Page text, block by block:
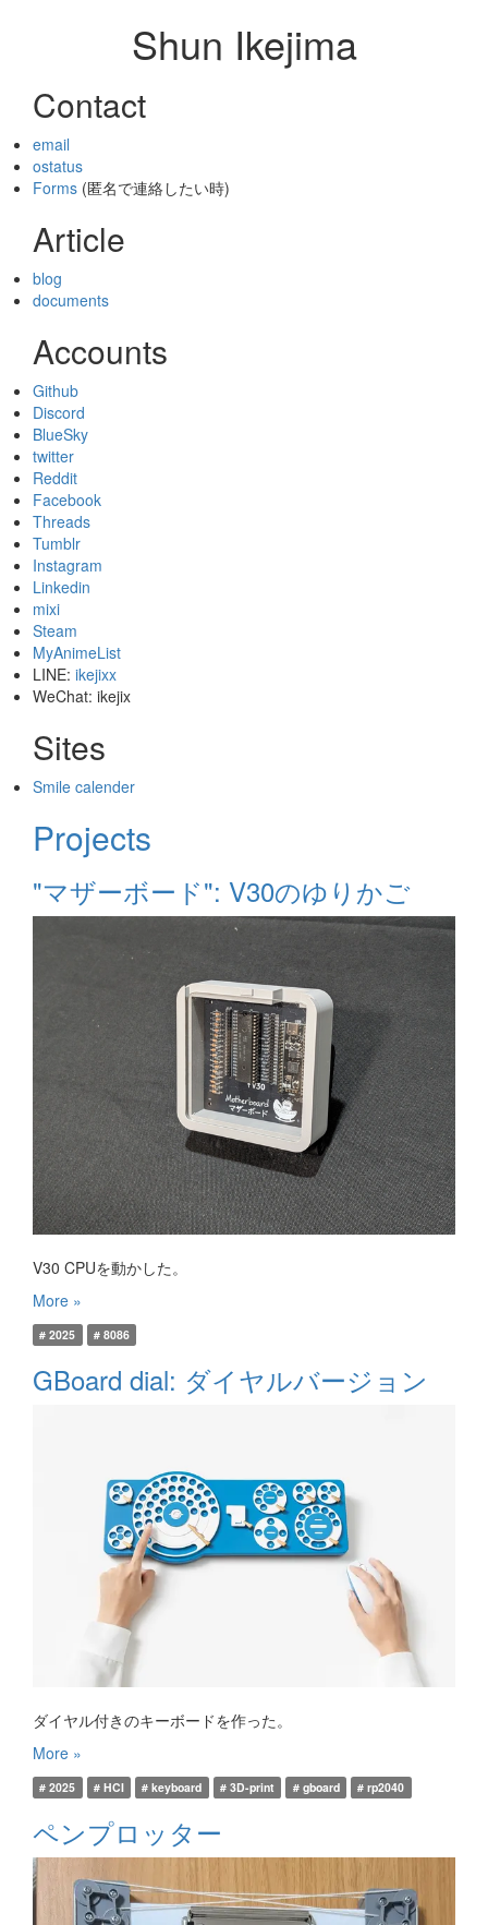
Shun Ikejima
Contact
email
ostatus
Forms (匿名で連絡したい時)
Article
blog
documents
Accounts
Github
Discord
BlueSky
twitter
Reddit
Facebook
Threads
Tumblr
Instagram
Linkedin
mixi
Steam
MyAnimeList
LINE: ikejixx
WeChat: ikejix
Sites
Smile calender
Projects
"マザーボード": V30のゆりかご
V30 CPUを動かした。
More »
# 2025 # 8086
GBoard dial: ダイヤルバージョン
ダイヤル付きのキーボードを作った。
More »
# 2025 # HCI # keyboard # 3D-print # gboard # rp2040
ペンプロッター